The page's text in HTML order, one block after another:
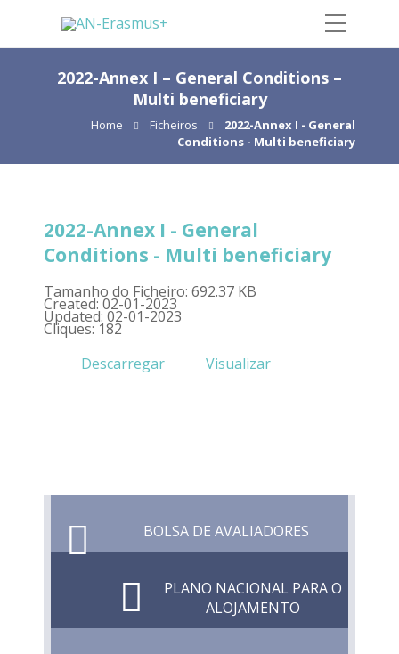
2022-Annex I – General Conditions –
Multi beneficiary
Home Ficheiros
2022-Annex I - General
Conditions - Multi beneficiary
2022-Annex I - General
Conditions - Multi beneficiary
Tamanho do Ficheiro: 692.37 KB
Created: 02-01-2023
Updated: 02-01-2023
Cliques: 182
Descarregar
Visualizar
BOLSA DE AVALIADORES
PLANO NACIONAL PARA O
ALOJAMENTO